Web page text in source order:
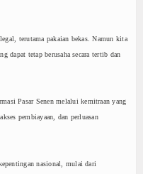
terutama pakaian bekas. Namun kita
dapat tetap berusaha secara tertib dan
Pasar Senen melalui kemitraan yang
pembiayaan, dan perluasan
nasional, mulai dari